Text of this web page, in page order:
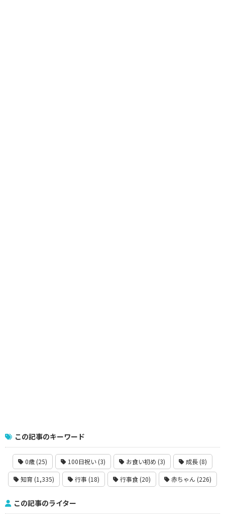
この記事のキーワード
0歳 (25) 100日祝い (3) お食い初め (3) 成長 (8)
知育 (1,335) 行事 (18) 行事食 (20) 赤ちゃん (226)
この記事のライター